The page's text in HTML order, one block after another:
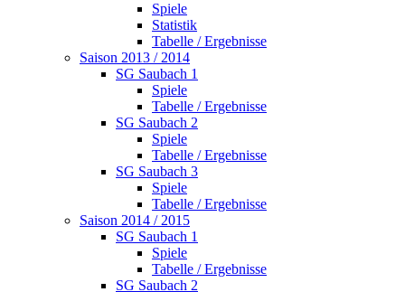
Spiele
Statistik
Tabelle / Ergebnisse
Saison 2013 / 2014
SG Saubach 1
Spiele
Tabelle / Ergebnisse
SG Saubach 2
Spiele
Tabelle / Ergebnisse
SG Saubach 3
Spiele
Tabelle / Ergebnisse
Saison 2014 / 2015
SG Saubach 1
Spiele
Tabelle / Ergebnisse
SG Saubach 2